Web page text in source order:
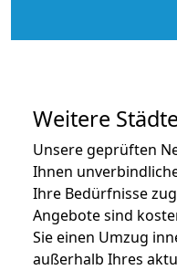
Weitere
Unsere geprüften
Ihnen
Ihre Bedürfnisse
Angebote sind
Sie einen Umzug
außerhalb Ihres